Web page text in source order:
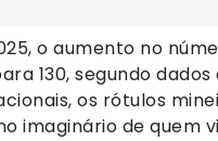
o aumento no
130, segundo
os rótulos
imaginário de quem